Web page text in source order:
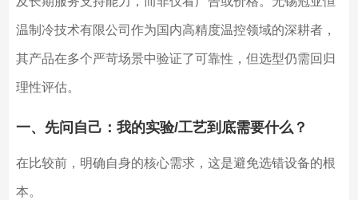
温制冷技术有限公司作为国内高精度温控领域的深耕者，
其产品在多个严苛场景中验证了可靠性，但选型仍需回归
理性评估。
一、先问自己：我的实验/工艺到底需要什么？
在比较前，明确自身的核心需求，这是避免选错设备的根
本。